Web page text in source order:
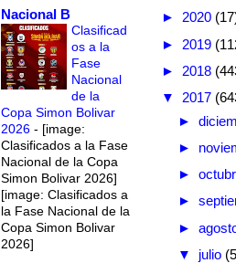
Nacional B
Clasificad
os a la
Fase
Nacional
de la
Copa Simon Bolivar
2026 - [image:
Clasificados a la Fase
Nacional de la Copa
Simon Bolivar 2026]
[image: Clasificados a
la Fase Nacional de la
Copa Simon Bolivar
2026]
► 2020
► 2019
► 2018
▼ 2017
►
►
►
►
►
▼ julio